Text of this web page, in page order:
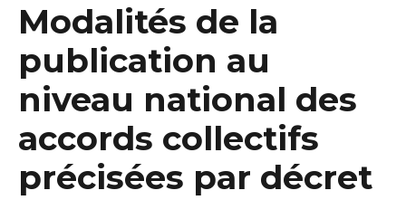
Modalités de la
publication au
niveau national des
accords collectifs
précisées par décret